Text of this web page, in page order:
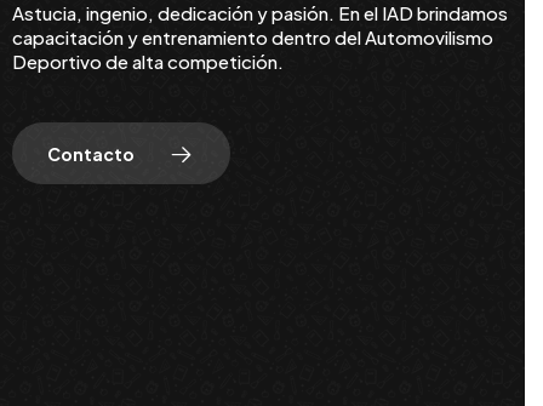
Astucia, ingenio, dedicación y pasión. En el IAD brindamos
capacitación y entrenamiento dentro del Automovilismo
Deportivo de alta competición.
Contacto